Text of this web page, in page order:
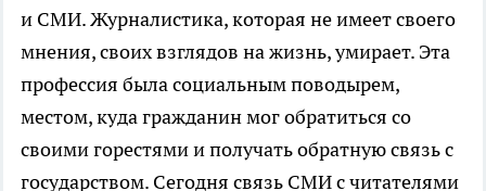
и СМИ. Журналистика, которая не имеет своего
мнения, своих взглядов на жизнь, умирает. Эта
профессия была социальным поводырем,
местом, куда гражданин мог обратиться со
своими горестями и получать обратную связь с
государством. Сегодня связь СМИ с читателями